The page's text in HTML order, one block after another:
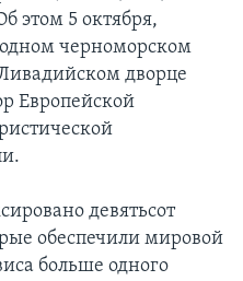
этом 5 октября,
черноморском
дворце
Европейской
девятьсот
обеспечили мировой
больше одного